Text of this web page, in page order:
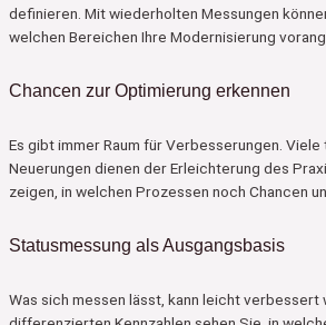
definieren. Mit wiederholten Messungen
welchen Bereichen Ihre Modernisierung
Chancen zur Optimierung erkennen
Es gibt immer Raum für Verbesserungen.
Neuerungen dienen der Erleichterung des
zeigen, in welchen Prozessen noch Chancen
Statusmessung als Ausgangsbasis
Was sich messen lässt, kann leicht verbessert